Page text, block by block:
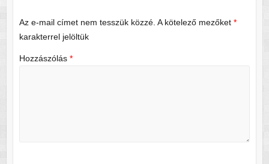
Az e-mail címet nem tesszük közzé. A kötelező mezőket *
karakterrel jelöltük
Hozzászólás *